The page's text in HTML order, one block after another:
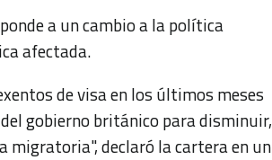
a un cambio a la política
afectada.
de visa en los últimos meses
gobierno británico para disminuir,
migratoria", declaró la cartera en un